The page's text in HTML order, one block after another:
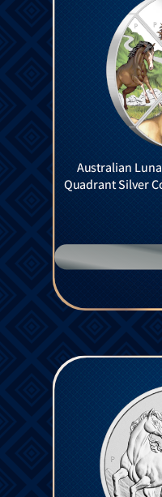
Australian
Quadrant Silver